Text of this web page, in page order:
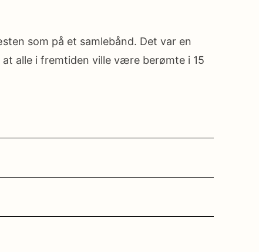
som på et samlebånd. Det var en
alle i fremtiden ville være berømte i 15